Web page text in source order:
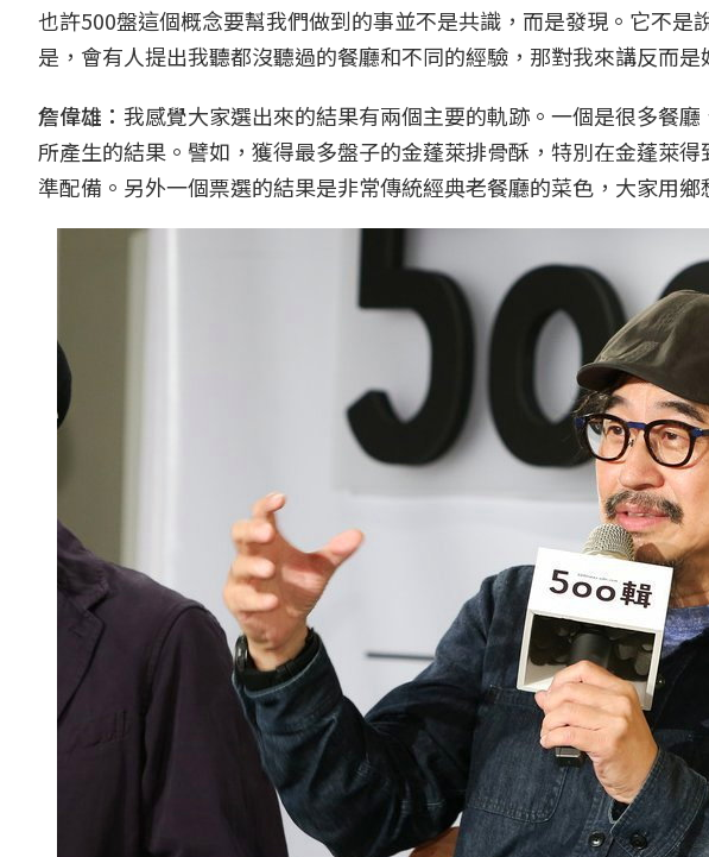
也許500盤這個概念要幫我們做到的事並不是共識，而是發現。它不
是，會有人提出我聽都沒聽過的餐廳和不同的經驗，那對我來講反而
詹偉雄： 我感覺大家選出來的結果有兩個主要的軌跡。一個是很多餐
所產生的結果。譬如，獲得最多盤子的金蓬萊排骨酥，特別在金蓬萊
準配備。另外一個票選的結果是非常傳統經典老餐廳的菜色，大家用鄉